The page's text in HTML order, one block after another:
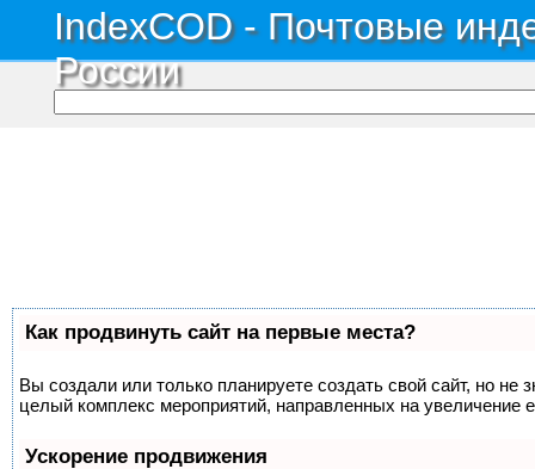
IndexCOD - Почтовые
России
Как продвинуть сайт на первые места?
Вы создали или только планируете создать свой сайт, но не
целый комплекс мероприятий, направленных на увеличение
Ускорение продвижения